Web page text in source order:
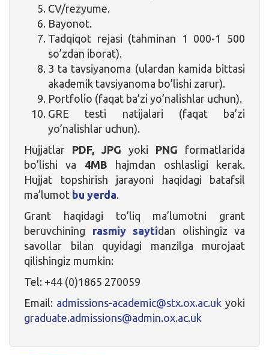
CV/rezyume.
Bayonot.
Tadqiqot rejasi (tahminan 1 000-1 500
so’zdan iborat).
3 ta tavsiyanoma (ulardan kamida bittasi
akademik tavsiyanoma bo’lishi zarur).
Portfolio (faqat ba’zi yo’nalishlar uchun).
GRE testi natijalari (faqat ba’zi
yo’nalishlar uchun).
Hujjatlar PDF, JPG yoki PNG formatlarida
bo’lishi va 4MB hajmdan oshlasligi kerak.
Hujjat topshirish jarayoni haqidagi batafsil
ma’lumot bu yerda.
Grant haqidagi to’liq ma’lumotni grant
beruvchining
rasmiy saytidan­­­­­­­­­­ olishingiz va
savollar bilan quyidagi manzilga murojaat
qilishingiz mumkin:
Tel: +44 (0)1865 270059
Email: admissions-academic@stx.ox.ac.uk yoki
graduate.admissions@admin.ox.ac.uk